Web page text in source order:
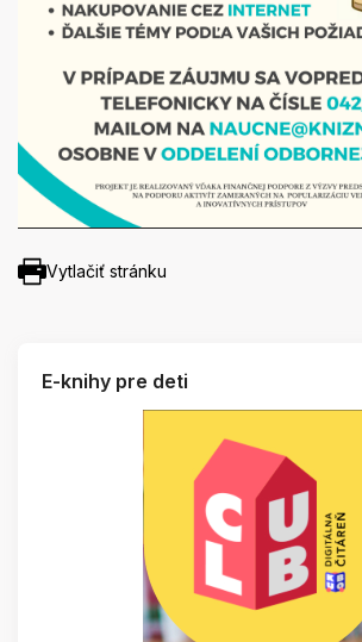
Vytlačiť stránku
E-knihy pre deti